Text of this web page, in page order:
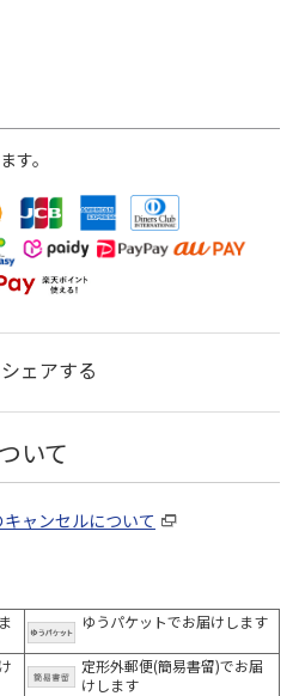
す。
シェアする
いて
ャンセルについて
ゆうパケットでお届けします
定形外郵便(簡易書留)でお届
けします